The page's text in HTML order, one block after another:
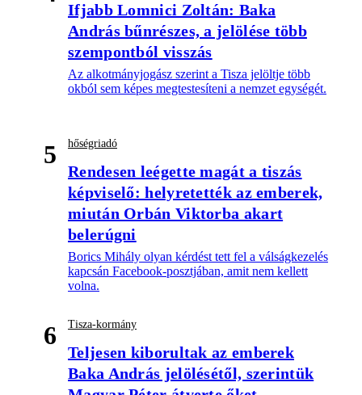
Ifjabb Lomnici Zoltán: Baka
András bűnrészes, a jelölése több
szempontból visszás
Az alkotmányjogász szerint a Tisza jelöltje több
okból sem képes megtestesíteni a nemzet egységét.
5 hőségriadó
Rendesen leégette magát a tiszás
képviselő: helyretették az emberek,
miután Orbán Viktorba akart
belerúgni
Borics Mihály olyan kérdést tett fel a válságkezelés
kapcsán Facebook-posztjában, amit nem kellett
volna.
6 Tisza-kormány
Teljesen kiborultak az emberek
Baka András jelölésétől, szerintük